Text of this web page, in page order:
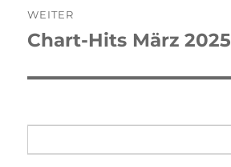
WEITER
Nächster
Chart-Hits März 2025
Search